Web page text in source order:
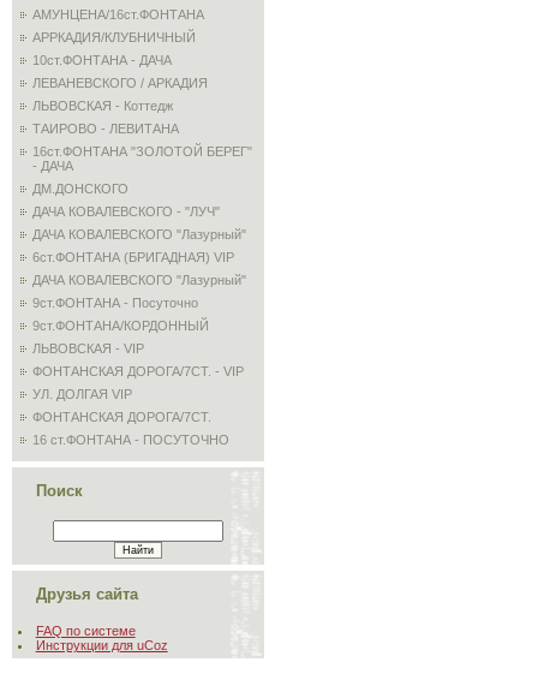
АМУНЦЕНА/16ст.ФОНТАНА
АРРКАДИЯ/КЛУБНИЧНЫЙ
10ст.ФОНТАНА - ДАЧА
ЛЕВАНЕВСКОГО / АРКАДИЯ
ЛЬВОВСКАЯ - Коттедж
ТАИРОВО - ЛЕВИТАНА
16ст.ФОНТАНА "ЗОЛОТОЙ БЕРЕГ"
- ДАЧА
ДМ.ДОНСКОГО
ДАЧА КОВАЛЕВСКОГО - "ЛУЧ"
ДАЧА КОВАЛЕВСКОГО "Лазурный"
6ст.ФОНТАНА (БРИГАДНАЯ) VIP
ДАЧА КОВАЛЕВСКОГО "Лазурный"
9ст.ФОНТАНА - Посуточно
9ст.ФОНТАНА/КОРДОННЫЙ
ЛЬВОВСКАЯ - VIP
ФОНТАНСКАЯ ДОРОГА/7СТ. - VIP
УЛ. ДОЛГАЯ VIP
ФОНТАНСКАЯ ДОРОГА/7СТ.
16 ст.ФОНТАНА - ПОСУТОЧНО
Поиск
Друзья сайта
FAQ по системе
Инструкции для uCoz